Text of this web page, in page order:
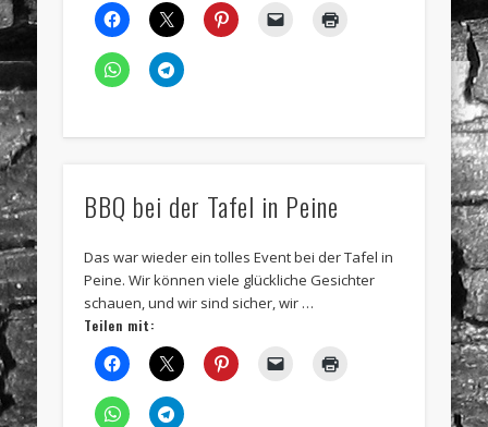
BBQ bei der Tafel in Peine
Das war wieder ein tolles Event bei der Tafel in
Peine. Wir können viele glückliche Gesichter
schauen, und wir sind sicher, wir …
Teilen mit: